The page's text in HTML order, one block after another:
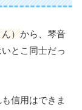
）から、琴音
いとこ同士だっ
信用はできま